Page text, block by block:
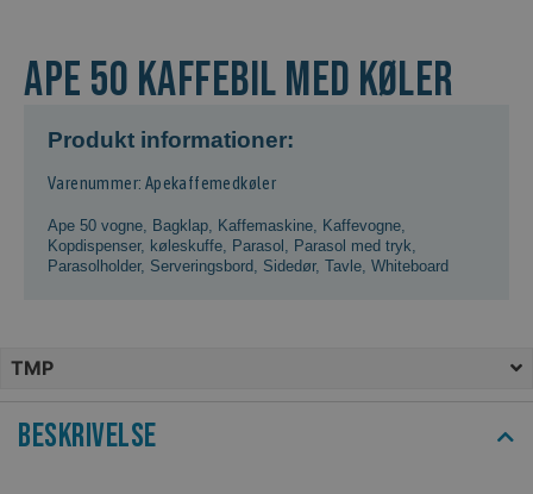
Ape 50 kaffebil med køler
Produkt informationer:
Varenummer: Apekaffemedkøler
Ape 50 vogne Bagklap Kaffemaskine Kaffevogne
Kopdispenser, køleskuffe Parasol Parasol med tryk
Parasolholder, Serveringsbord Sidedør, Tavle Whiteboard
TMP
Beskrivelse